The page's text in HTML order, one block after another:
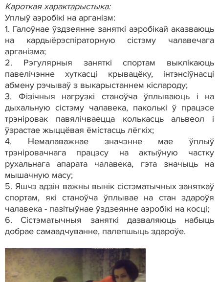
Кароткая характарыстыка:
Уплыў аэробікі на арганізм:
1. Галоўнае ўздзеянне заняткі аэробікай аказваюць
на кардыёрэспіраторную сістэму чалавечага
арганізма;
2.
Рэгулярныя заняткі спортам выклікаюць
павелічэнне хуткасці крывацёку, інтэнсіўнасці
абмену рэчываў з выкарыстаннем кіслароду;
3.
Фізічныя нагрузкі станоўча ўплываюць і на
дыхальную сістэму чалавека, паколькі ў працэсе
трэніровак павялічваецца колькасць альвеол і
ўзрастае жыццёвая ёмістасць лёгкіх;
4.
Немалаважнае значэнне мае ўплыў
трэніровачнага працэсу на актыўную частку
рухальнага апарата чалавека, гэта значыць на
мышачную масу;
5. Яшчэ адзін важны вынік сістэматычных заняткаў
спортам, які станоўча ўплывае на стан здароўя
чалавека - пазітыўнае ўздзеянне аэробікі на косці;
6.
Сістэматычныя заняткі дазваляюць набыць
добрае самаадчуванне, палепшыць здароўе.